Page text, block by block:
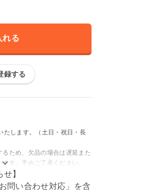
れる
録する
たします。（土日・祝日・長
ため、欠品の場合は遅延また
す。予めご了承ください。
】
問い合わせ対応」を含